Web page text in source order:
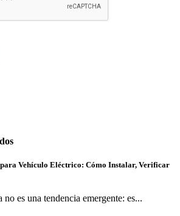
Vehículo Eléctrico: Cómo Instalar, Verificar
es una tendencia emergente: es...